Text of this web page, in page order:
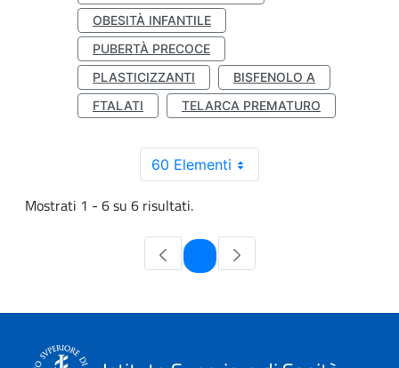
OBESITÀ INFANTILE
PUBERTÀ PRECOCE
PLASTICIZZANTI
BISFENOLO A
FTALATI
TELARCA PREMATURO
60 Elementi
Mostrati 1 - 6 su 6 risultati.
Pagina